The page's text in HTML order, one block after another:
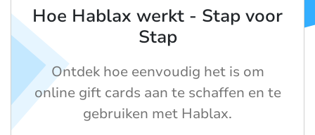
Hoe Hablax werkt - Stap voor
Stap
Ontdek hoe eenvoudig het is om
online gift cards aan te schaffen en te
gebruiken met Hablax.